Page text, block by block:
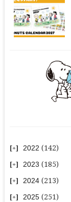
2022 (142)
2023 (185)
2024 (213)
2025 (251)